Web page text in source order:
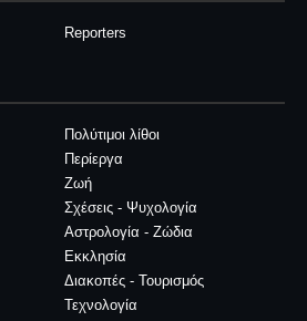
Reporters
Πολύτιμοι λίθοι
Περίεργα
Ζωή
Σχέσεις - Ψυχολογία
Αστρολογία - Ζώδια
Εκκλησία
Διακοπές - Τουρισμός
Τεχνολογία